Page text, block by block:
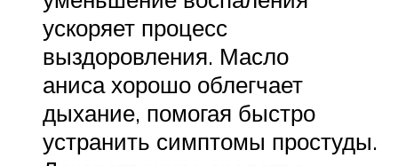
ускоряет процесс
выздоровления. Масло
аниса хорошо облегчает
дыхание, помогая быстро
устранить симптомы простуды.